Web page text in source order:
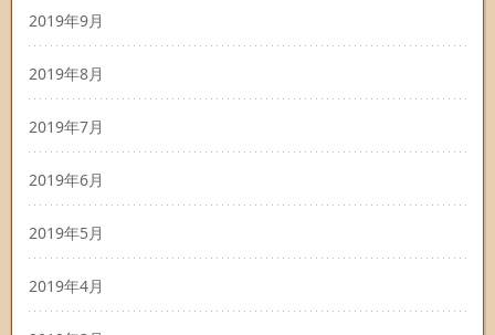
2019年9月
2019年8月
2019年7月
2019年6月
2019年5月
2019年4月